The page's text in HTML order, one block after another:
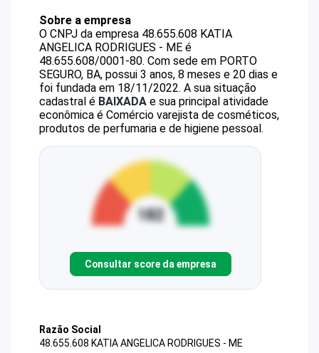
Sobre a empresa
O CNPJ da empresa 48.655.608 KATIA
ANGELICA RODRIGUES - ME é
48.655.608/0001-80. Com sede em PORTO
SEGURO, BA, possui 3 anos, 8 meses e 20 dias e
foi fundada em 18/11/2022. A sua situação
cadastral é BAIXADA e sua principal atividade
econômica é Comércio varejista de cosméticos,
produtos de perfumaria e de higiene pessoal.
Consultar score da empresa
Razão Social
48.655.608 KATIA ANGELICA RODRIGUES - ME